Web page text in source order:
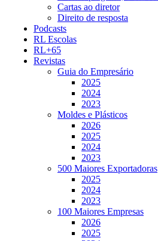
Cartas ao diretor
Direito de resposta
Podcasts
RL Escolas
RL+65
Revistas
Guia do Empresário
2025
2024
2023
Moldes e Plásticos
2026
2025
2024
2023
500 Maiores Exportadoras
2025
2024
2023
100 Maiores Empresas
2026
2025